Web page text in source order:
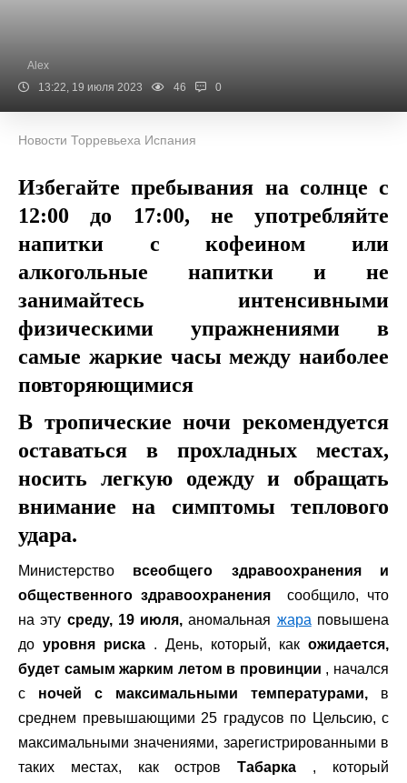
Alex
13:22, 19 июля 2023
46 0
Новости Торревьеха Испания
Избегайте пребывания на солнце с
12:00 до 17:00, не употребляйте
напитки с кофеином или
алкогольные напитки и не
занимайтесь интенсивными
физическими упражнениями в
самые жаркие часы между наиболее
повторяющимися
В тропические ночи рекомендуется
оставаться в прохладных местах,
носить легкую одежду и обращать
внимание на симптомы теплового
удара.
Министерство всеобщего здравоохранения и
общественного здравоохранения сообщило, что
на эту среду, 19 июля, аномальная жара повышена
до уровня риска . День, который, как ожидается,
будет самым жарким летом в провинции , начался
с ночей с максимальными температурами, в
среднем превышающими 25 градусов по Цельсию, с
максимальными значениями, зарегистрированными в
таких местах, как островТабарка , который